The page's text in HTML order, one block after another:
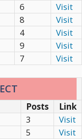
6
Visit
8
Visit
4
Visit
9
Visit
7 Visit
Posts
Link
3
Visit
5
Visit